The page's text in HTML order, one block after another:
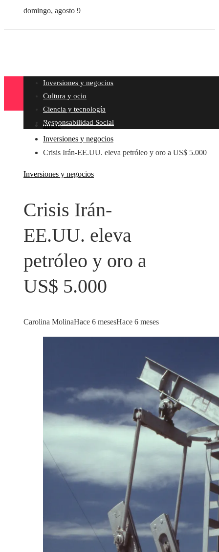
domingo, agosto 9
Inversiones y negocios
Cultura y ocio
Ciencia y tecnología
Responsabilidad Social
Inicio
Inversiones y negocios
Crisis Irán-EE.UU. eleva petróleo y oro a US$ 5.000
Inversiones y negocios
Crisis Irán-
EE.UU. eleva
petróleo y oro a
US$ 5.000
Carolina MolinaHace 6 mesesHace 6 meses